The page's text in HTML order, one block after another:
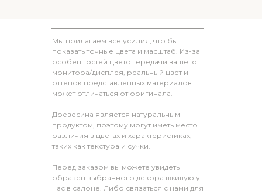
Мы прилагаем все усилия, что бы
показать точные цвета и масштаб. Из-за
особенностей цветопередачи вашего
монитора/дисплея, реальный цвет и
оттенок представленных материалов
может отличаться от оригинала.
Древесина является натуральным
продуктом, поэтому могут иметь место
различия в цветах и характеристиках,
таких как текстура и сучки.
Перед заказом вы можете увидеть
образец выбранного декора вживую у
нас в салоне. Либо связаться с нами для